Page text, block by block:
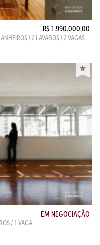
R$ 1.990.000,00
/ 2 LAVABOS / 2 VAGAS
EM NEGOCIAÇÃO
/ 1 VAGA